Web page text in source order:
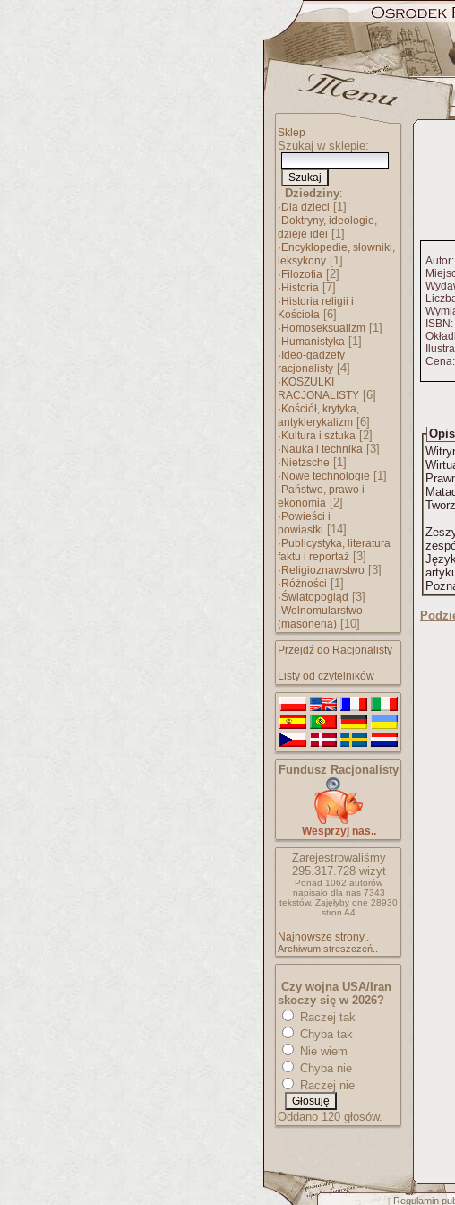
Sklep
Szukaj w sklepie:
Dziedziny:
· Dla dzieci [1]
· Doktryny, ideologie,
dzieje idei [1]
· Encyklopedie, słowniki,
leksykony [1]
· Filozofia [2]
· Historia [7]
· Historia religii i
Kościoła [6]
· Homoseksualizm [1]
· Humanistyka [1]
· Ideo-gadżety
racjonalisty [4]
· KOSZULKI
RACJONALISTY [6]
· Kościół, krytyka,
antyklerykalizm [6]
· Kultura i sztuka [2]
· Nauka i technika [3]
· Nietzsche [1]
· Nowe technologie [1]
· Państwo, prawo i
ekonomia [2]
· Powieści i
powiastki [14]
· Publicystyka, literatura
faktu i reportaż [3]
· Religioznawstwo [3]
· Różności [1]
·Światopogląd [3]
·Wolnomularstwo
(masoneria) [10]
Przejdź do Racjonalisty
Listy od czytelników
Fundusz Racjonalisty
Wesprzyj nas..
Zarejestrowaliśmy
295.317.728wizyt
Ponad 1062 autorów
napisało dla nas 7343
tekstów. Zajęłyby one 28930
stron A4
Najnowsze strony..
Archiwum streszczeń..
Czy wojna USA/Iran
skoczy się w 2026?
Raczej tak
Chyba tak
Nie wiem
Chyba nie
Raczej nie
Oddano 120 głosów.
Autor:
Cena:
Opis
[ Regulamin